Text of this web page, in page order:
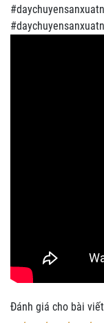
Đánh giá cho bài